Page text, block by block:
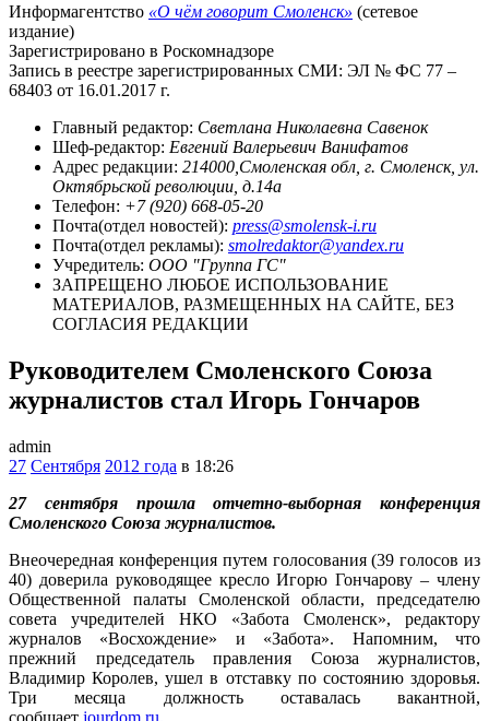
Информагентство «О чём говорит Смоленск» (сетевое
издание)
Зарегистрировано в Роскомнадзоре
Запись в реестре зарегистрированных СМИ: ЭЛ № ФС 77 –
68403 от 16.01.2017 г.
Главный редактор: Светлана Николаевна Савенок
Шеф-редактор: Евгений Валерьевич Ванифатов
Адрес редакции: 214000,Смоленская обл, г. Смоленск, ул.
Октябрьской революции, д.14а
Телефон: +7 (920) 668-05-20
Почта(отдел новостей): press@smolensk-i.ru
Почта(отдел рекламы): smolredaktor@yandex.ru
Учредитель: ООО "Группа ГС"
ЗАПРЕЩЕНО ЛЮБОЕ ИСПОЛЬЗОВАНИЕ
МАТЕРИАЛОВ, РАЗМЕЩЕННЫХ НА САЙТЕ, БЕЗ
СОГЛАСИЯ РЕДАКЦИИ
Руководителем Смоленского Союза
журналистов стал Игорь Гончаров
admin
27 Сентября 2012 года в 18:26
27 сентября прошла отчетно-выборная конференция
Смоленского Союза журналистов.
Внеочередная конференция путем голосования (39 голосов из
40) доверила руководящее кресло Игорю Гончарову – члену
Общественной палаты Смоленской области, председателю
совета учредителей НКО «Забота Смоленск», редактору
журналов «Восхождение» и «Забота». Напомним, что
прежний председатель правления Союза журналистов,
Владимир Королев, ушел в отставку по состоянию здоровья.
Три месяца должность оставалась вакантной,
сообщает jourdom.ru.